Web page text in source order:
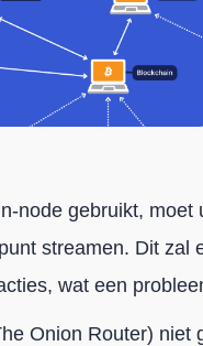
node gebruikt,
streamen. Dit zal
wat een
Onion Router) niet